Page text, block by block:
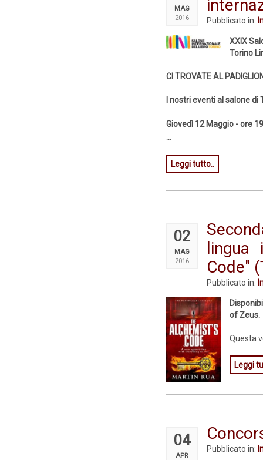
MAG
2016
Pubblicato in:
XXIX
Torino
CI TROVATE AL
I nostri eventi al salone di
Giovedì 12 Maggio - ore
...
Leggi tutto..
02
MAG
2016
lingua
Code"
Pubblicato in:
of Zeus.
Questa
Leggi
04
APR
Pubblicato in: